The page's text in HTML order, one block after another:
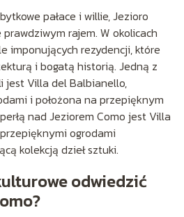
pałace i willie, Jezioro
rajem. W okolicach
imponujących rezydencji, które
i bogatą historią. Jedną z
jest Villa del Balbianello,
i położona na przepięknym
nad Jeziorem Como jest Villa
ogrodami
kolekcją dzieł sztuki.
odwiedzić